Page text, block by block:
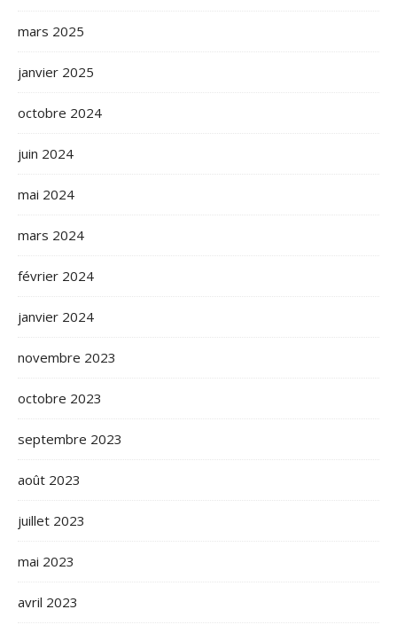
mars 2025
janvier 2025
octobre 2024
juin 2024
mai 2024
mars 2024
février 2024
janvier 2024
novembre 2023
octobre 2023
septembre 2023
août 2023
juillet 2023
mai 2023
avril 2023